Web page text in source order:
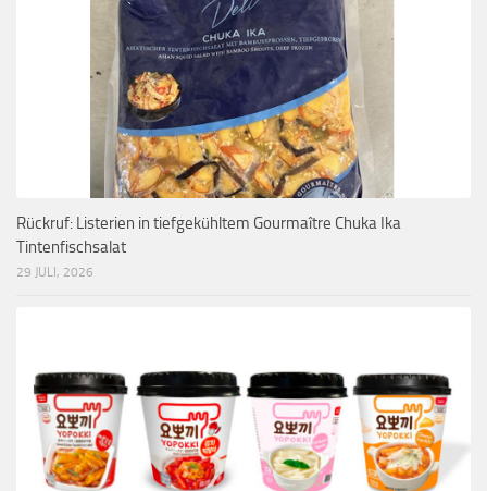
Rückruf: Listerien in tiefgekühltem Gourmaître Chuka Ika
Tintenfischsalat
29 JULI, 2026